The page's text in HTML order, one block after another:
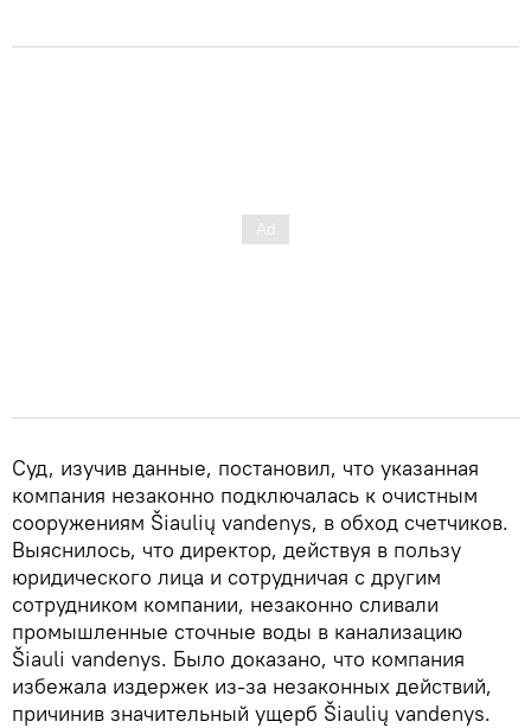
Суд, изучив данные, постановил, что указанная
компания незаконно подключалась к очистным
сооружениям Šiaulių vandenys, в обход счетчиков.
Выяснилось, что директор, действуя в пользу
юридического лица и сотрудничая с другим
сотрудником компании, незаконно сливали
промышленные сточные воды в канализацию
Šiauli vandenys. Было доказано, что компания
избежала издержек из-за незаконных действий,
причинив значительный ущерб Šiaulių vandenys.